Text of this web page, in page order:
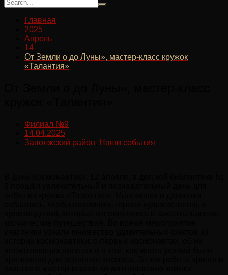
Главная
2025
Апрель
14
От Земли о до Луны», мастер-класс кружок
«Талантия»
Филиал №9
14.04.2025
Заволжский район
Наши события